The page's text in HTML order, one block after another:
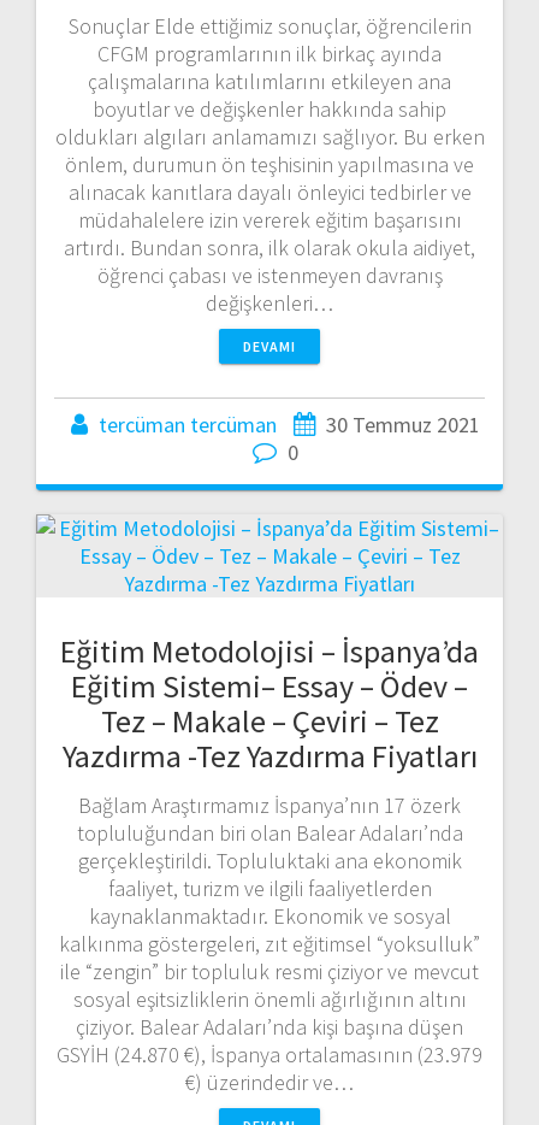
Sonuçlar Elde ettiğimiz sonuçlar, öğrencilerin
CFGM programlarının ilk birkaç ayında
çalışmalarına katılımlarını etkileyen ana
boyutlar ve değişkenler hakkında sahip
oldukları algıları anlamamızı sağlıyor. Bu erken
önlem, durumun ön teşhisinin yapılmasına ve
alınacak kanıtlara dayalı önleyici tedbirler ve
müdahalelere izin vererek eğitim başarısını
artırdı. Bundan sonra, ilk olarak okula aidiyet,
öğrenci çabası ve istenmeyen davranış
değişkenleri…
DEVAMI
tercüman tercüman
30 Temmuz 2021
0
Eğitim Metodolojisi – İspanya’da
Eğitim Sistemi– Essay – Ödev –
Tez – Makale – Çeviri – Tez
Yazdırma -Tez Yazdırma Fiyatları
Bağlam Araştırmamız İspanya’nın 17 özerk
topluluğundan biri olan Balear Adaları’nda
gerçekleştirildi. Topluluktaki ana ekonomik
faaliyet, turizm ve ilgili faaliyetlerden
kaynaklanmaktadır. Ekonomik ve sosyal
kalkınma göstergeleri, zıt eğitimsel “yoksulluk”
ile “zengin” bir topluluk resmi çiziyor ve mevcut
sosyal eşitsizliklerin önemli ağırlığının altını
çiziyor. Balear Adaları’nda kişi başına düşen
GSYİH (24.870 €), İspanya ortalamasının (23.979
€) üzerindedir ve…